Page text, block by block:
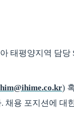
태평양지역 담당
)
용 포지션에 대